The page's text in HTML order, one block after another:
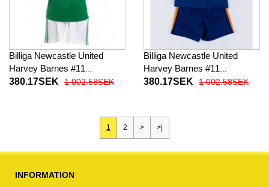
Billiga Newcastle United
Harvey Barnes #11
Barnkläder Borta
380.17SEK 1 002.58SEK
Billiga Newcastle United
Harvey Barnes #11
Barnkläder Tredje
380.17SEK 1 002.58SEK
1 2 > >|
INFORMATION